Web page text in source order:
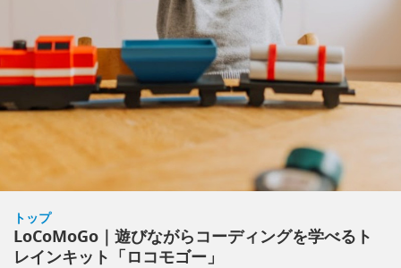
トップ
LoCoMoGo｜遊びながらコーディングを学べるト
レインキット「ロコモゴー」